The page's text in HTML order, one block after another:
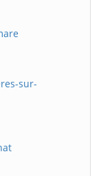
sur-